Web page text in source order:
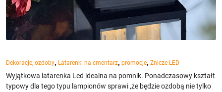
Dekoracje, ozdoby, Latarenki na cmentarz, promocje, Znicze LED
Wyjątkowa latarenka Led idealna na pomnik. Ponadczasowy kształt
typowy dla tego typu lampionów sprawi ,że będzie ozdobą nie tylko